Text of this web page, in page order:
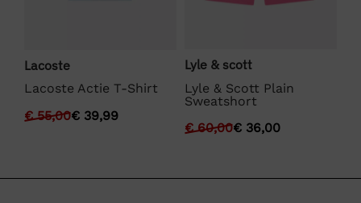
Lacoste
Lacoste Actie T-Shirt
€55,00€ 39,99
Lyle & scott
Lyle & Scott Plain
Sweatshort
€60,00€ 36,00